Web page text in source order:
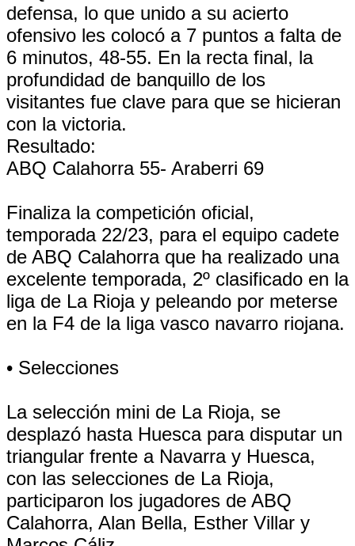
defensa, lo que unido a su acierto
ofensivo les colocó a 7 puntos a falta de
6 minutos, 48-55. En la recta final, la
profundidad de banquillo de los
visitantes fue clave para que se hicieran
con la victoria.
Resultado:
ABQ Calahorra 55- Araberri 69
Finaliza la competición oficial,
temporada 22/23, para el equipo cadete
de ABQ Calahorra que ha realizado una
excelente temporada, 2º clasificado en la
liga de La Rioja y peleando por meterse
en la F4 de la liga vasco navarro riojana.
• Selecciones
La selección mini de La Rioja, se
desplazó hasta Huesca para disputar un
triangular frente a Navarra y Huesca,
con las selecciones de La Rioja,
participaron los jugadores de ABQ
Calahorra, Alan Bella, Esther Villar y